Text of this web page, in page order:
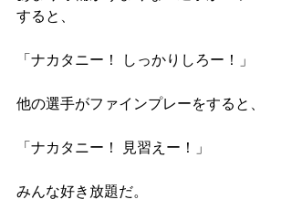
すると、
「ナカタニー！ しっかりしろー！」
他の選手がファインプレーをすると、
「ナカタニー！ 見習えー！」
みんな好き放題だ。